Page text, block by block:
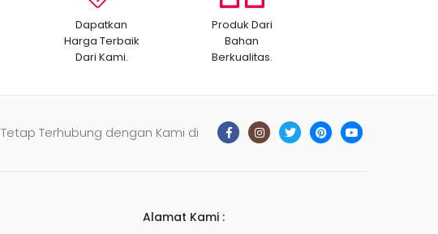
Dapatkan
Harga Terbaik
Dari Kami.
Produk Dari
Bahan
Berkualitas.
Tetap Terhubung dengan Kami di
Alamat Kami :